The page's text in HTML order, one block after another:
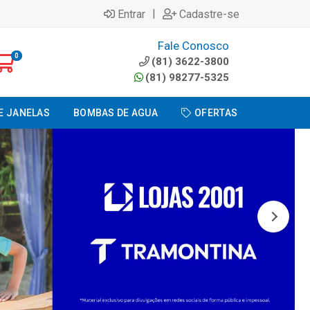
Entrar | Cadastre-se
0
Fale Conosco
(81) 3622-3800
(81) 98277-5325
JANELAS BOMBAS DE AGUA OFERTAS